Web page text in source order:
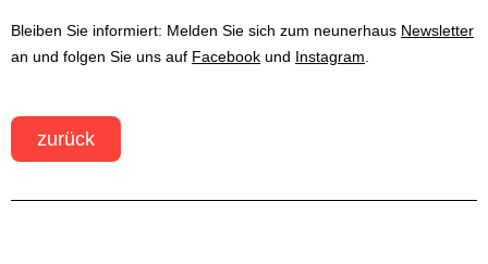
Bleiben Sie informiert: Melden Sie sich zum neunerhaus Newsletter
an und folgen Sie uns auf Facebook und Instagram.
zurück